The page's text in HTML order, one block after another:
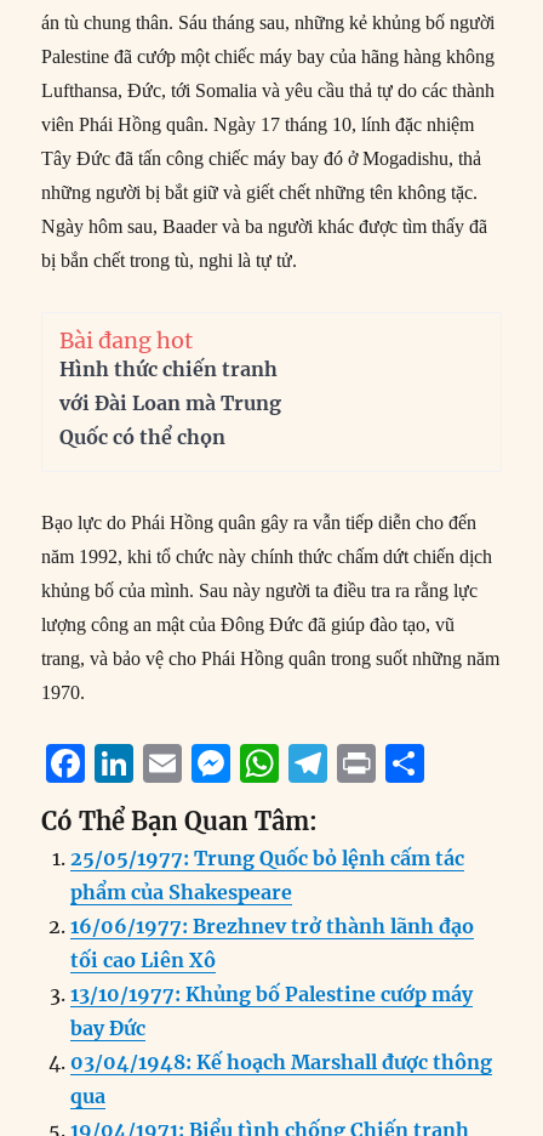
án tù chung thân. Sáu tháng sau, những kẻ khủng bố người
Palestine đã cướp một chiếc máy bay của hãng hàng không
Lufthansa, Đức, tới Somalia và yêu cầu thả tự do các thành
viên Phái Hồng quân. Ngày 17 tháng 10, lính đặc nhiệm
Tây Đức đã tấn công chiếc máy bay đó ở Mogadishu, thả
những người bị bắt giữ và giết chết những tên không tặc.
Ngày hôm sau, Baader và ba người khác được tìm thấy đã
bị bắn chết trong tù, nghi là tự tử.
Bài đang hot
Hình thức chiến tranh
với Đài Loan mà Trung
Quốc có thể chọn
Bạo lực do Phái Hồng quân gây ra vẫn tiếp diễn cho đến
năm 1992, khi tổ chức này chính thức chấm dứt chiến dịch
khủng bố của mình. Sau này người ta điều tra ra rằng lực
lượng công an mật của Đông Đức đã giúp đào tạo, vũ
trang, và bảo vệ cho Phái Hồng quân trong suốt những năm
1970.
F
a
c
e
b
o
o
k
Li
n
k
e
d
I
n
E
m
ai
l
M
ss
e
n
er
W
h
at
s
A
p
T
e
g
r
m
P
n
t
a
re
Có Thể Bạn Quan Tâm:
25/05/1977: Trung Quốc bỏ lệnh cấm tác
phẩm của Shakespeare
16/06/1977: Brezhnev trở thành lãnh đạo
tối cao Liên Xô
13/10/1977: Khủng bố Palestine cướp máy
bay Đức
03/04/1948: Kế hoạch Marshall được thông
qua
19/04/1971: Biểu tình chống Chiến tranh